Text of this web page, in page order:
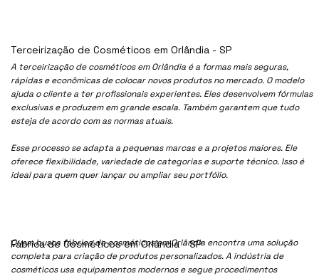
A terceirização de cosméticos em Orlândia é a formas mais seguras,
rápidas e econômicas de colocar novos produtos no mercado. O modelo
ajuda o cliente a ter profissionais experientes. Eles desenvolvem fórmulas
exclusivas e produzem em grande escala. Também garantem que tudo
esteja de acordo com as normas atuais.
Esse processo se adapta a pequenas marcas e a projetos maiores. Ele
oferece flexibilidade, variedade de categorias e suporte técnico. Isso é
ideal para quem quer lançar ou ampliar seu portfólio.
Quem busca fábrica de cosméticos em Orlândia encontra uma solução
completa para criação de produtos personalizados. A indústria de
cosméticos usa equipamentos modernos e segue procedimentos
Fábrica de Cosméticos em Orlândia - SP
Terceirização de Cosméticos em Orlândia - SP